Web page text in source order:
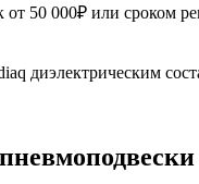
50 000₽ или сроком
диэлектрическим